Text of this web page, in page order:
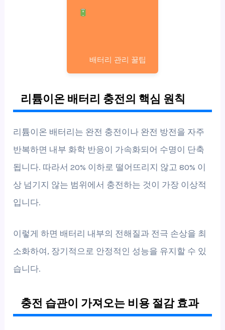
배터리 관리 꿀팁
리튬이온 배터리 충전의 핵심 원칙
리튬이온 배터리는 완전 충전이나 완전 방전을 자주
반복하면 내부 화학 반응이 가속화되어 수명이 단축
됩니다. 따라서 20% 이하로 떨어뜨리지 않고 80% 이
상 넘기지 않는 범위에서 충전하는 것이 가장 이상적
입니다.
이렇게 하면 배터리 내부의 전해질과 전극 손상을 최
소화하여, 장기적으로 안정적인 성능을 유지할 수 있
습니다.
충전 습관이 가져오는 비용 절감 효과